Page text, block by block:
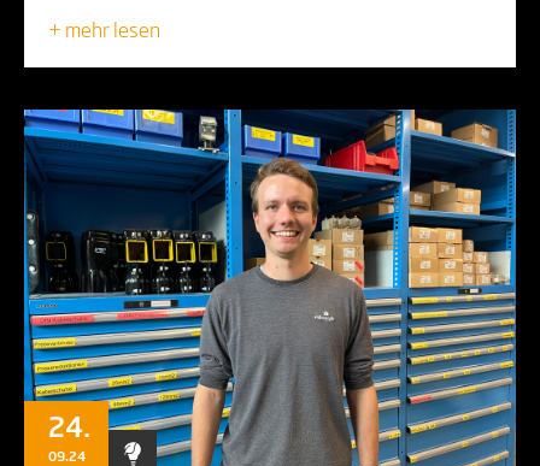
+ mehr lesen
24.
09.24